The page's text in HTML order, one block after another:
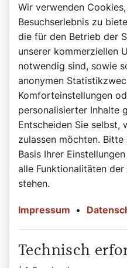
©Wiener Dom-Verlag
Das Buch zum
Heilige, das sind
allen Kontinenten, in allen
Sklaven, Brave und
Diese bunte Schar
in kurzweilig-informativen
Besonderheit der
hervorkehrt. Sie übersetzt
Augenzwinkern. Die
oder seliggesprochen
Wir verwenden
Besuchserlebnis zu
die für den Betrieb der
unserer kommerziellen
notwendig sind, sowie
anonymen
Komforteinstellungen
personalisierter Inhalte
Entscheiden Sie selbst,
zulassen möchten.
Basis Ihrer
alle Funktionalitäten
stehen.
Impressum •
Technisch